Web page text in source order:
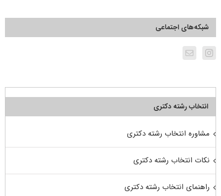
شبکه‌های اجتماعی
انتخاب رشته دکتری
مشاوره انتخاب رشته دکتری
نکات انتخاب رشته دکتری
راهنمای انتخاب رشته دکتری